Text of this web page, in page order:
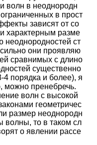
волн в неоднородн
в прост
зависят от со
характерным разме
неоднородностей ст
они проявляю
сравнимых с длино
существенно
порядка и более), я
можно пренебречь.
волн с высокой
геометричес
размер неоднородн
волны, то в таком сл
о явлении рассе